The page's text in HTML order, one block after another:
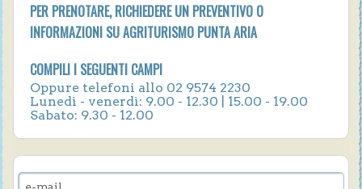
PER PRENOTARE, RICHIEDERE UN PREVENTIVO O
INFORMAZIONI SU AGRITURISMO PUNTA ARIA
COMPILI I SEGUENTI CAMPI
Oppure telefoni allo 02 9574 2230
Lunedì - venerdì: 9.00 - 12.30 | 15.00 - 19.00
Sabato: 9.30 - 12.00